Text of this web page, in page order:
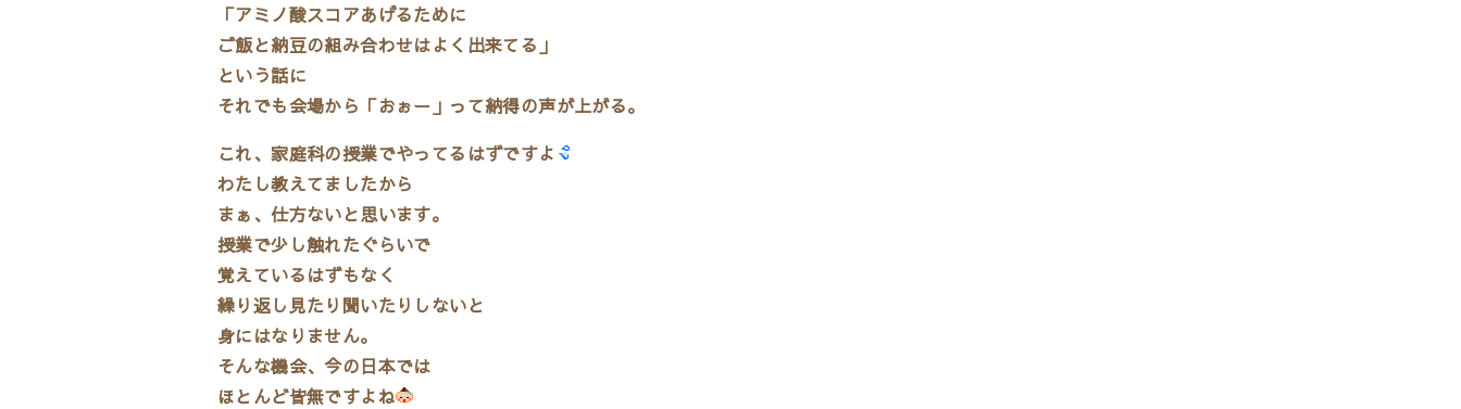
「アミノ酸スコアあげるために
ご飯と納豆の組み合わせはよく出来てる」
という話に
それでも会場から「おぉー」って納得の声が上がる。
これ、家庭科の授業でやってるはずですよ
わたし教えてましたから
まぁ、仕方ないと思います。
授業で少し触れたぐらいで
覚えているはずもなく
繰り返し見たり聞いたりしないと
身にはなりません。
そんな機会、今の日本では
ほとんど皆無ですよね